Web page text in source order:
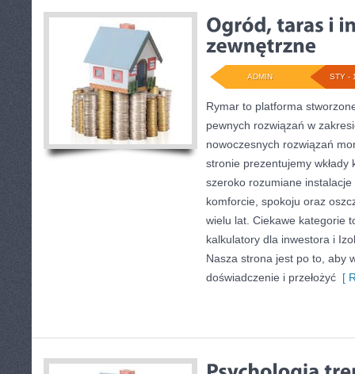
STY -
ADMIN
Rymar to platforma
pewnych rozwiązań w
nowoczesnych rozwiązań
stronie prezentujemy wkłady
szeroko rozumiane
komforcie, spokoju oraz
wielu lat. Ciekawe kategorie
kalkulatory dla inwestora i
Nasza strona jest po to, aby
doświadczenie i przełożyć [